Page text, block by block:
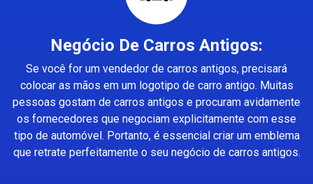
Negócio De Carros Antigos:
Se você for um vendedor de carros antigos, precisará
colocar as mãos em um logotipo de carro antigo. Muitas
pessoas gostam de carros antigos e procuram avidamente
os fornecedores que negociam explicitamente com esse
tipo de automóvel. Portanto, é essencial criar um emblema
que retrate perfeitamente o seu negócio de carros antigos.